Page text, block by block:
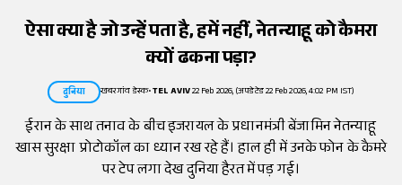
ऐसा क्या है जो उन्हें पता है, हमें नहीं, नेतन्याहू को कैमरा
क्यों ढकना पड़ा?
दुनिया खबरगांव डेस्क•TEL AVIV22 Feb 2026, (अपडेटेड 22 Feb 2026, 4:02 PM IST)
ईरान के साथ तनाव के बीच इजरायल के प्रधानमंत्री बेंजामिन नेतन्याहू
खास सुरक्षा प्रोटोकॉल का ध्यान रख रहे हैं। हाल ही में उनके फोन के कैमरे
पर टेप लगा देख दुनिया हैरत में पड़ गई।